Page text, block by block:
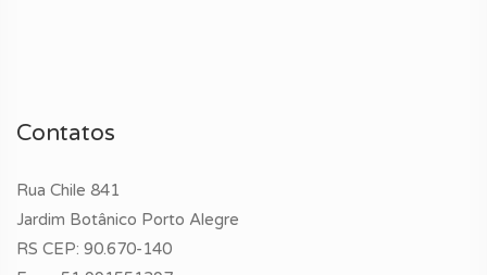
Contatos
Rua Chile 841
Jardim Botânico Porto Alegre
RS CEP: 90.670-140